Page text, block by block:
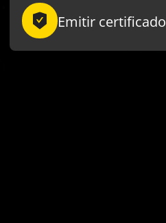
Emitir certificado